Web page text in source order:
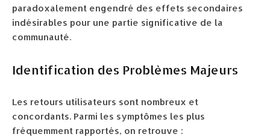
paradoxalement engendré des effets secondaires
indésirables pour une partie significative de la
communauté.
Identification des Problèmes Majeurs
Les retours utilisateurs sont nombreux et
concordants. Parmi les symptômes les plus
fréquemment rapportés, on retrouve :